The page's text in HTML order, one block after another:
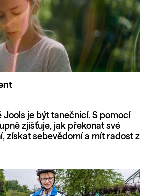
Jools je být tanečnicí. S pomocí
zjišťuje, jak překonat své
získat sebevědomí a mít radost z